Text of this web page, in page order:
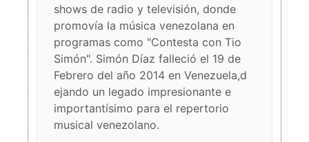
shows de radio y televisión, donde
promovía la música venezolana en
programas como "Contesta con Tio
Simón". Simón Díaz falleció el 19 de
Febrero del año 2014 en Venezuela,d
ejando un legado impresionante e
importantísimo para el repertorio
musical venezolano.